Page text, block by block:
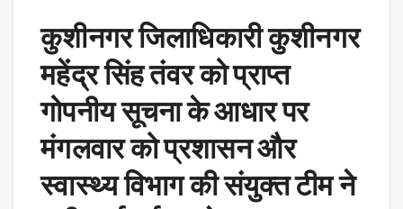
कुशीनगर जिलाधिकारी कुशीनगर
महेंद्र सिंह तंवर को प्राप्त
गोपनीय सूचना के आधार पर
मंगलवार को प्रशासन और
स्वास्थ्य विभाग की संयुक्त टीम ने